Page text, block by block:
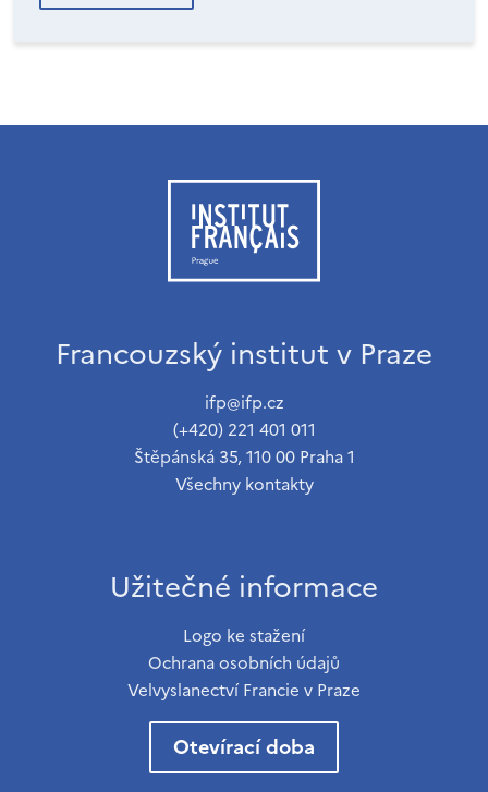
Francouzský institut v Praze
ifp@ifp.cz
(+420) 221 401 011
Štěpánská 35, 110 00 Praha 1
Všechny kontakty
Užitečné informace
Logo ke stažení
Ochrana osobních údajů
Velvyslanectví Francie v Praze
Otevírací doba